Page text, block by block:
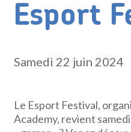
Esport
Samedi 22 juin 2024
Le Esport Festival,
Academy, revient